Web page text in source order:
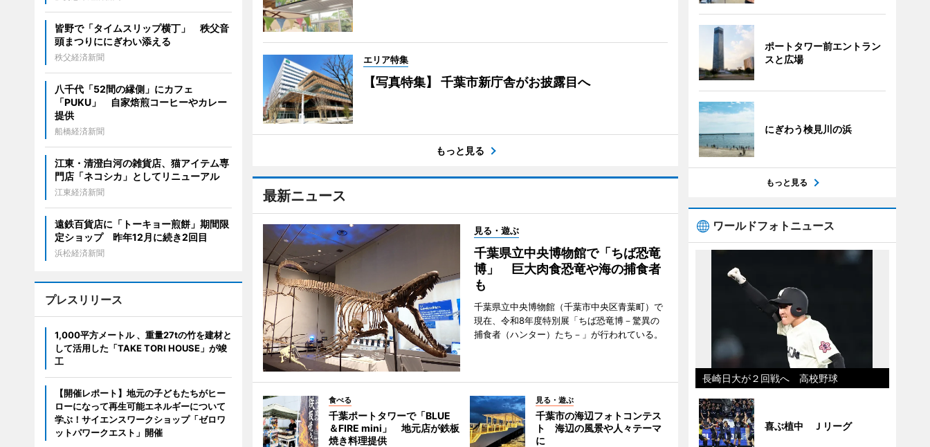
エリア特集
【写真特集】 千葉市新庁舎がお披露目へ
もっと見る
最新ニュース
見る・遊ぶ
千葉県立中央博物館で「ちば恐竜
博」 巨大肉食恐竜や海の捕食者
も
千葉県立中央博物館（千葉市中央区青葉町）で
現在、令和8年度特別展「ちば恐竜博－驚異の
捕食者（ハンター）たち－」が行われている。
食べる
千葉ポートタワーで「BLUE
＆FIRE mini」 地元店が鉄板
焼き料理提供
見る・遊ぶ
千葉市の海辺フォトコンテス
ト 海辺の風景や人々テーマ
に
皆野で「タイムスリップ横丁」 秩父音
頭まつりににぎわい添える
秩父経済新聞
八千代「52間の縁側」にカフェ
「PUKU」 自家焙煎コーヒーやカレー
提供
船橋経済新聞
江東・清澄白河の雑貨店、猫アイテム専
門店「ネコシカ」としてリニューアル
江東経済新聞
遠鉄百貨店に「トーキョー煎餅」期間限
定ショップ 昨年12月に続き2回目
浜松経済新聞
プレスリリース
1,000平方メートル 、重量27tの竹を建材と
して活用した「TAKE TORI HOUSE」が竣
工
【開催レポート】地元の子どもたちがヒー
ローになって再生可能エネルギーについて
学ぶ！サイエンスワークショップ「ゼロワ
ットパワークエスト」開催
ポートタワー前エントラン
スと広場
にぎわう検見川の浜
もっと見る
ワールドフォトニュース
長崎日大が２回戦へ 高校野球
喜ぶ植中 Ｊリーグ